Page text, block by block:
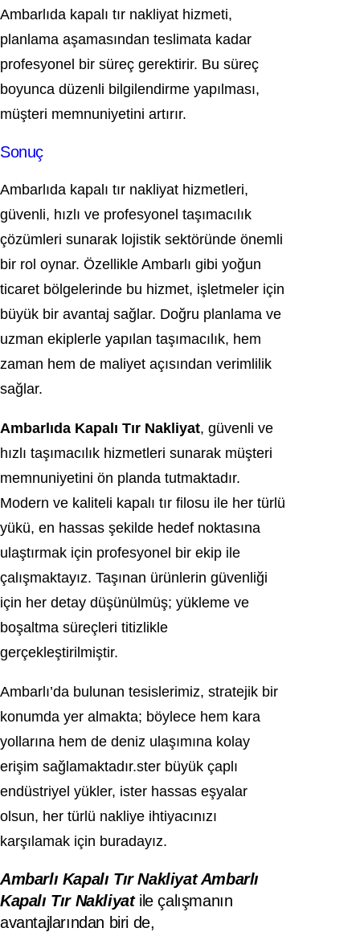
Ambarlıda kapalı tır nakliyat hizmeti,
planlama aşamasından teslimata kadar
profesyonel bir süreç gerektirir. Bu süreç
boyunca düzenli bilgilendirme yapılması,
müşteri memnuniyetini artırır.
Sonuç
Ambarlıda kapalı tır nakliyat hizmetleri,
güvenli, hızlı ve profesyonel taşımacılık
çözümleri sunarak lojistik sektöründe önemli
bir rol oynar. Özellikle Ambarlı gibi yoğun
ticaret bölgelerinde bu hizmet, işletmeler için
büyük bir avantaj sağlar. Doğru planlama ve
uzman ekiplerle yapılan taşımacılık, hem
zaman hem de maliyet açısından verimlilik
sağlar.
Ambarlıda Kapalı Tır Nakliyat, güvenli ve
hızlı taşımacılık hizmetleri sunarak müşteri
memnuniyetini ön planda tutmaktadır.
Modern ve kaliteli kapalı tır filosu ile her türlü
yükü, en hassas şekilde hedef noktasına
ulaştırmak için profesyonel bir ekip ile
çalışmaktayız. Taşınan ürünlerin güvenliği
için her detay düşünülmüş; yükleme ve
boşaltma süreçleri titizlikle
gerçekleştirilmiştir.
Ambarlı’da bulunan tesislerimiz, stratejik bir
konumda yer almakta; böylece hem kara
yollarına hem de deniz ulaşımına kolay
erişim sağlamaktadır.ster büyük çaplı
endüstriyel yükler, ister hassas eşyalar
olsun, her türlü nakliye ihtiyacınızı
karşılamak için buradayız.
Ambarlı Kapalı Tır Nakliyat Ambarlı
Kapalı TırNakliyatile çalışmanın
avantajlarından biri de,